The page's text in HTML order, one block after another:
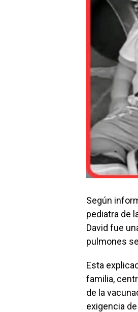
Según
pediatra de
David fue
pulmones
Esta
familia,
de la
exigencia